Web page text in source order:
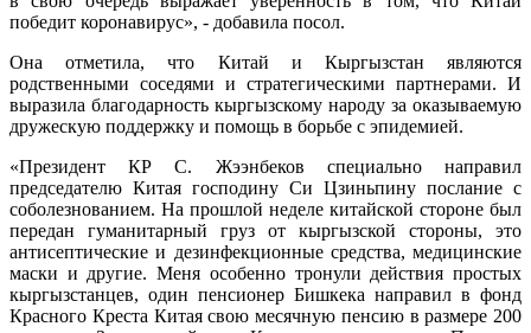
победит коронавирус», - добавила посол.
Она отметила, что Китай и Кыргызстан являются
родственными соседями и стратегическими партнерами. И
выразила благодарность кыргызскому народу за оказываемую
дружескую поддержку и помощь в борьбе с эпидемией.
«Президент КР С. Жээнбеков специально направил
председателю Китая господину Си Цзиньпину послание с
соболезнованием. На прошлой неделе китайской стороне был
передан гуманитарный груз от кыргызской стороны, это
антисептические и дезинфекционные средства, медицинские
маски и другие. Меня особенно тронули действия простых
кыргызстанцев, один пенсионер Бишкека направил в фонд
Красного Креста Китая свою месячную пенсию в размере 200